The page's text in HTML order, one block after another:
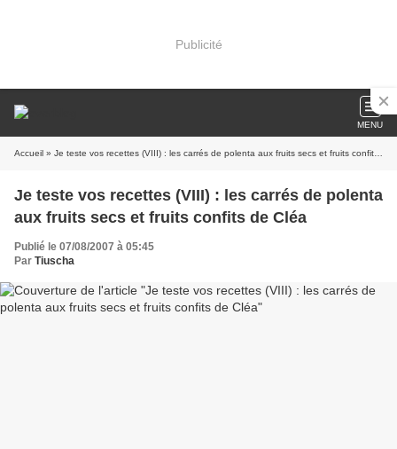
Publicité
MENU
Accueil » Je teste vos recettes (VIII) : les carrés de polenta aux fruits secs et fruits confits de Cléa
Je teste vos recettes (VIII) : les carrés de polenta
aux fruits secs et fruits confits de Cléa
Publié le 07/08/2007 à 05:45
Par Tiuscha